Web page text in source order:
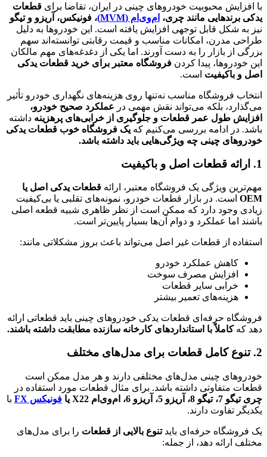
با افزایش محبوبیت خودروهای چینی در ایران، تقاضا برای قطعات
یدکی برندهایی مانند چری، ام‌وی‌ام (MVM)
، فونیکس، آریزو و تیگو
نیز به شکل قابل توجهی افزایش یافته است. این خودروها به دلیل
طراحی مدرن، امکانات مناسب و قیمت رقابتی توانسته‌اند سهم
بزرگی از بازار را به دست آورند. اما یکی از دغدغه‌های مهم مالکان
این خودروها، پیدا کردن فروشگاه معتبر برای خرید قطعات یدکی
اصل و باکیفیت است.
انتخاب فروشگاه مناسب نه‌تنها روی هزینه‌های نگهداری خودرو تأثیر
می‌گذارد، بلکه می‌تواند نقش مهمی در عملکرد صحیح خودرو،
افزایش طول عمر قطعات و جلوگیری از خرابی‌های پرهزینه داشته
باشد. در ادامه بررسی می‌کنیم که یک فروشگاه خوب قطعات یدکی
خودروهای چینی چه ویژگی‌هایی باید داشته باشد.
1. ارائه قطعات اصل و باکیفیت
مهم‌ترین ویژگی یک فروشگاه معتبر، ارائه قطعات یدکی اصل یا
OEM است. در بازار قطعات خودرو، نمونه‌های تقلبی یا بی‌کیفیت
زیادی وجود دارد که ممکن است از نظر ظاهری شبیه قطعه اصلی
باشند اما عملکرد و دوام آن‌ها بسیار پایین‌تر است.
استفاده از قطعات غیر اصل می‌تواند باعث بروز مشکلاتی مانند:
کاهش عملکرد خودرو
افزایش مصرف سوخت
خرابی سایر قطعات
هزینه‌های تعمیر بیشتر
فروشگاه حرفه‌ای قطعات یدکی خودروهای چینی باید قطعاتی ارائه
دهد کهکاملاً با استانداردهای کارخانه سازنده مطابقت داشته باشند.
2. تنوع کامل قطعات برای مدل‌های مختلف
خودروهای چینی مدل‌های مختلفی دارند و هر مدل ممکن است
قطعات متفاوتی داشته باشد. برای مثال قطعات مورد استفاده در
چری تیگو 7، تیگو 8، آریزو 5، آریزو 6، ام‌وی‌ام X22 یا
فونیکس FX
با
یکدیگر تفاوت دارند.
یک فروشگاه حرفه‌ای بایدتنوع بالایی از قطعات را برای مدل‌های
مختلف ارائه دهد، از جمله: